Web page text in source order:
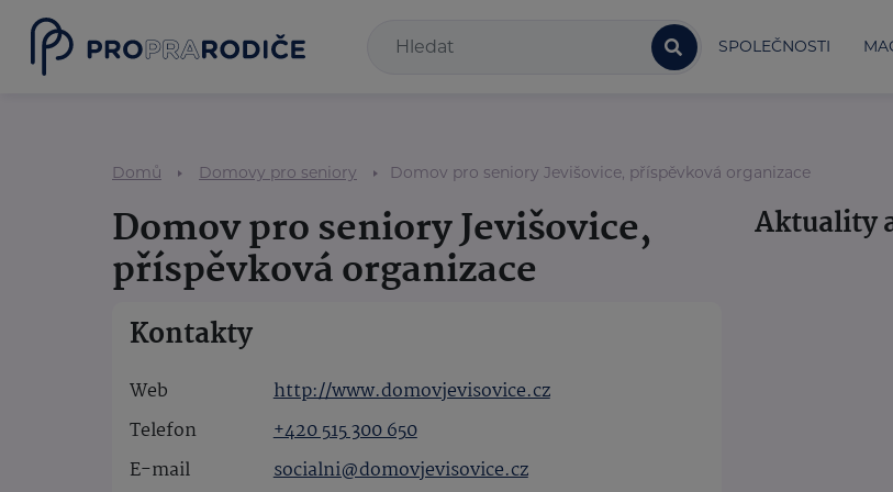
SPOLEČNOSTI
Domů Domovy pro seniory Domov pro seniory Jevišovice, příspěvková organizace
Domov pro seniory Jevišovice,
příspěvková organizace
Kontakty
Web
http://www.domovjevisovice.cz
Telefon
+420 515 300 650
E-mail
socialni@domovjevisovice.cz
Aktuality